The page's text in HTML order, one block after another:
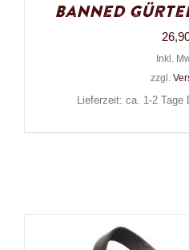
Banned
Inkl.
zzgl.
Lieferzeit: ca. 1-2 Tage